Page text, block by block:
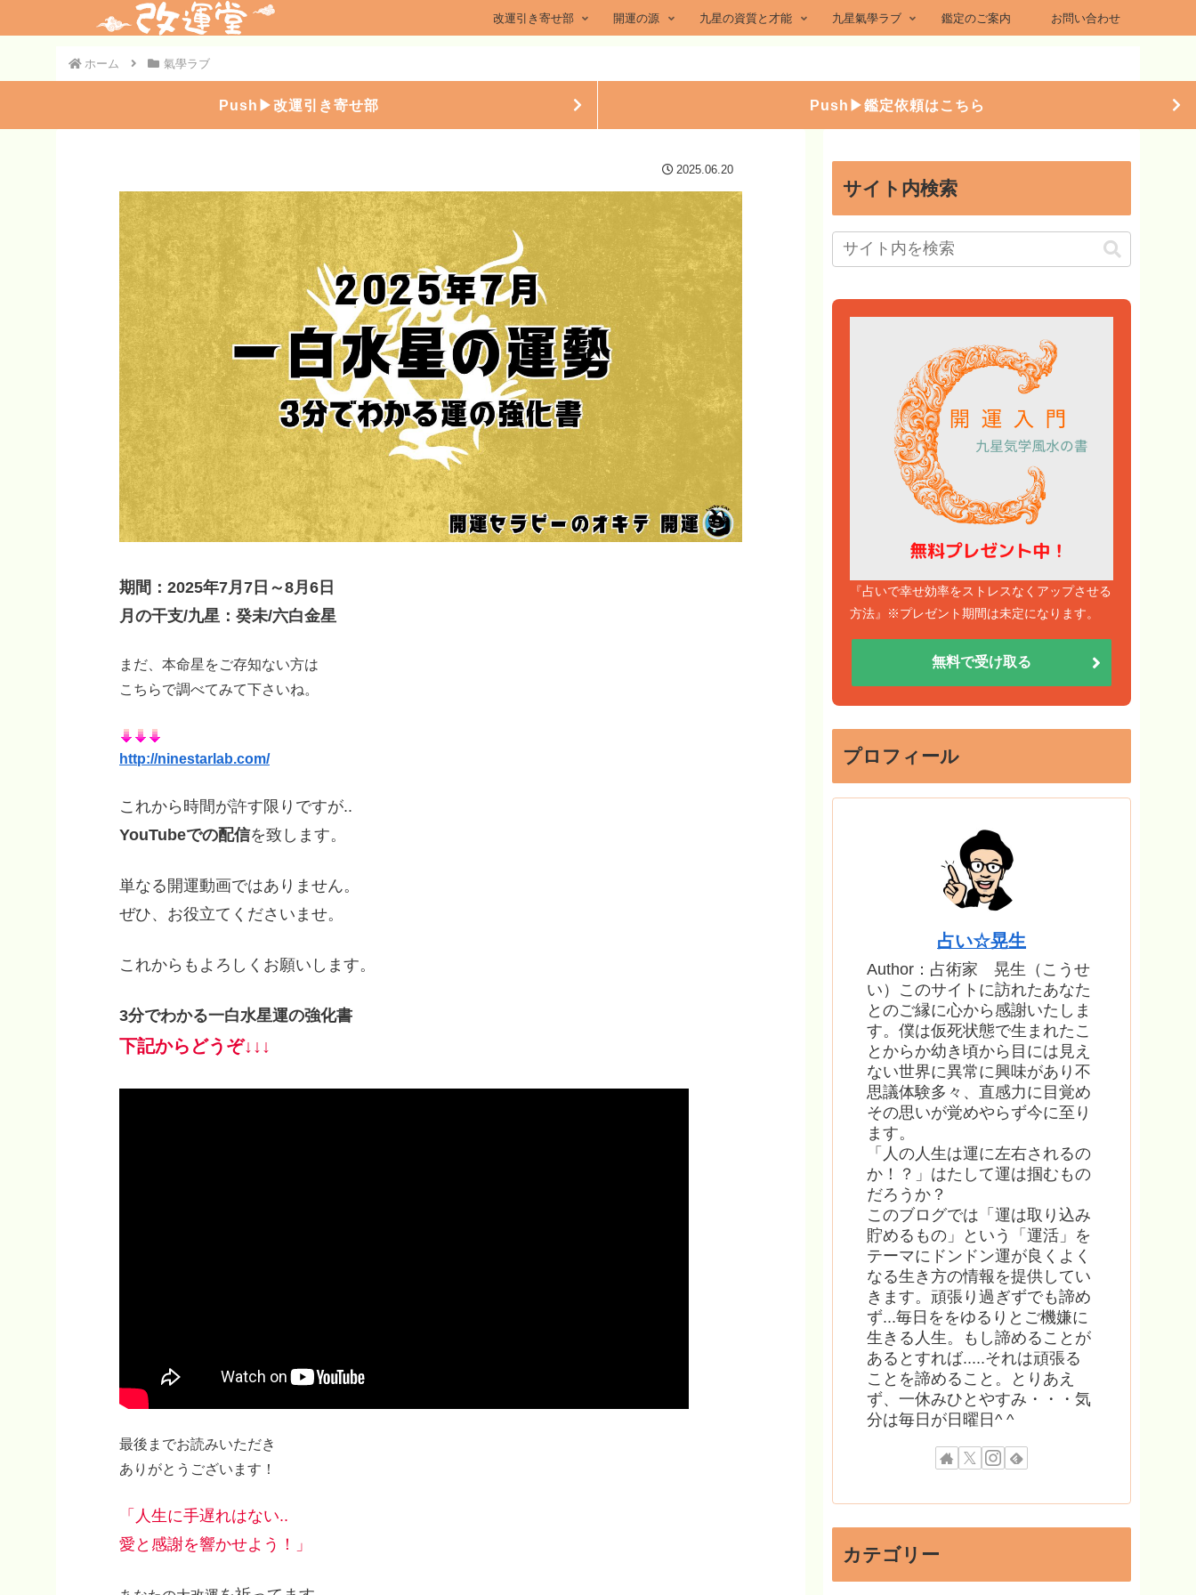
改運引き寄せ部 開運の源 九星の資質と才能 九星氣學ラブ 鑑定のご案内 お問い合わせ
ホーム 氣學ラブ
Push▶︎改運引き寄せ部 Push▶︎鑑定依頼はこちら
2025.06.20
期間：2025年7月7日～8月6日
月の干支/九星：癸未/六白金星
まだ、本命星をご存知ない方は
こちらで調べてみて下さいね。
http://ninestarlab.com/
これから時間が許す限りですが..
YouTubeでの配信を致します。
単なる開運動画ではありません。
ぜひ、お役立てくださいませ。
これからもよろしくお願いします。
3分でわかる一白水星運の強化書
下記からどうぞ↓↓↓
最後までお読みいただき
ありがとうございます！
「人生に手遅れはない..
愛と感謝を響かせよう！」
サイト内検索
『占いで幸せ効率をストレスなくアップさせる
方法』※プレゼント期間は未定になります。
無料で受け取る
プロフィール
占い☆晃生
Author：占術家 晃生（こうせ
い）このサイトに訪れたあなた
とのご縁に心から感謝いたしま
す。僕は仮死状態で生まれたこ
とからか幼き頃から目には見え
ない世界に異常に興味があり不
思議体験多々、直感力に目覚め
その思いが覚めやらず今に至り
ます。
「人の人生は運に左右されるの
か！？」はたして運は掴むもの
だろうか？
このブログでは「運は取り込み
貯めるもの」という「運活」を
テーマにドンドン運が良くよく
なる生き方の情報を提供してい
きます。頑張り過ぎずでも諦め
ず...毎日ををゆるりとご機嫌に
生きる人生。もし諦めることが
あるとすれば.....それは頑張る
ことを諦めること。とりあえ
ず、一休みひとやすみ・・・気
分は毎日が日曜日^ ^
カテゴリー